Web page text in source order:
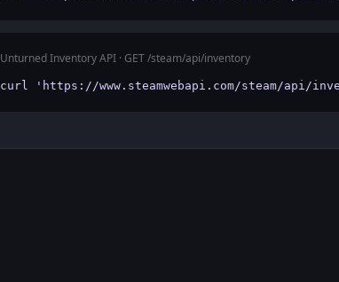
Unturned Inventory API · GET /steam/api/inventory
curl 'https://www.steamwebapi.com/steam/api/